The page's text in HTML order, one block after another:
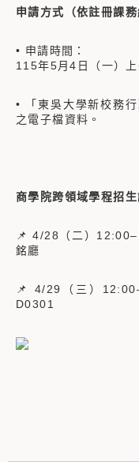
申請方式（依註冊課務
• 申請時間：
115年5月4日（一）
• 「東吳大學新校務
之電子檔資料。
商學院跨領域學程招
📌 4/28（二）
銘廳
📌 4/29（三）
D0301